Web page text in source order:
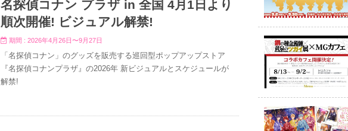
名探偵コナン プラザ in 全国 4月1日より
順次開催! ビジュアル解禁!
期間 : 2026年4月26日〜9月27日
「名探偵コナン」のグッズを販売する巡回型ポップアップストア
『名探偵コナンプラザ』の2026年 新ビジュアルとスケジュールが
解禁!